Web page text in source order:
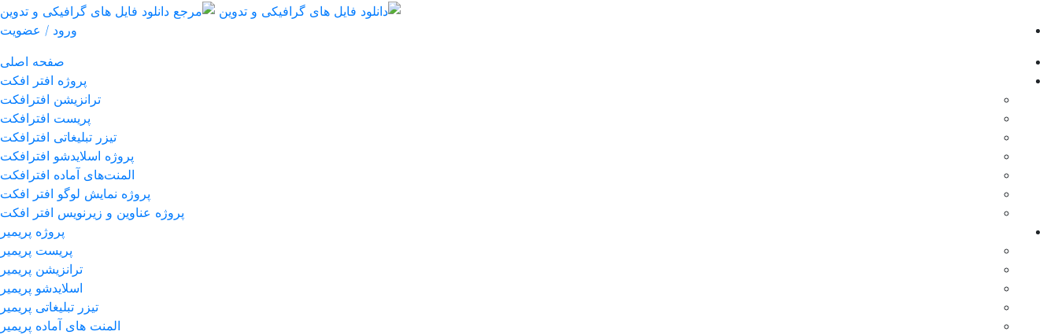
ورود / عضویت
صفحه اصلی
پروژه افتر افکت
ترانزیشن افترافکت
پریست افترافکت
تیزر تبلیغاتی افترافکت
پروژه اسلایدشو افترافکت
المنت‌های آماده افترافکت
پروژه نمایش لوگو افتر افکت
پروژه عناوین و زیرنویس افتر افکت
پروژه پریمیر
پریست پریمیر
ترانزیشن پریمیر
اسلایدشو پریمیر
تیزر تبلیغاتی پریمیر
المنت های آماده پریمیر